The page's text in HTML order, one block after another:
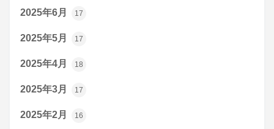
2025年6月 17
2025年5月 17
2025年4月 18
2025年3月 17
2025年2月 16